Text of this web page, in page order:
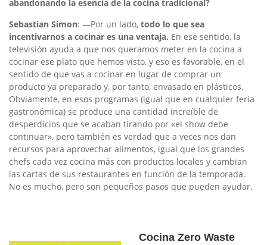
abandonando la esencia de la cocina tradicional?
Sebastian Simon: —Por un lado, todo lo que sea
incentivarnos a cocinar es una ventaja. En ese sentido, la
televisión ayuda a que nos queramos meter en la cocina a
cocinar ese plato que hemos visto, y eso es favorable, en el
sentido de que vas a cocinar en lugar de comprar un
producto ya preparado y, por tanto, envasado en plásticos.
Obviamente, en esos programas (igual que en cualquier feria
gastronómica) se produce una cantidad increíble de
desperdicios que se acaban tirando por «el show debe
continuar», pero también es verdad que a veces nos dan
recursos para aprovechar alimentos, igual que los grandes
chefs cada vez cocina más con productos locales y cambian
las cartas de sus restaurantes en función de la temporada.
No es mucho, pero son pequeños pasos que pueden ayudar.
Cocina Zero Waste